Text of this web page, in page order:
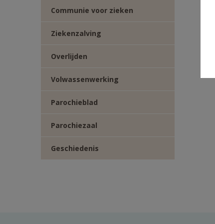
Communie voor zieken
Ziekenzalving
Overlijden
Volwassenwerking
Parochieblad
Parochiezaal
Geschiedenis